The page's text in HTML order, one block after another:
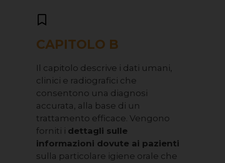
CAPITOLO B
Il capitolo descrive i dati umani,
clinici e radiografici che
consentono una diagnosi
accurata, alla base di un
trattamento efficace. Vengono
forniti i dettagli sulle
informazioni dovute ai pazienti
sulla particolare igiene orale che